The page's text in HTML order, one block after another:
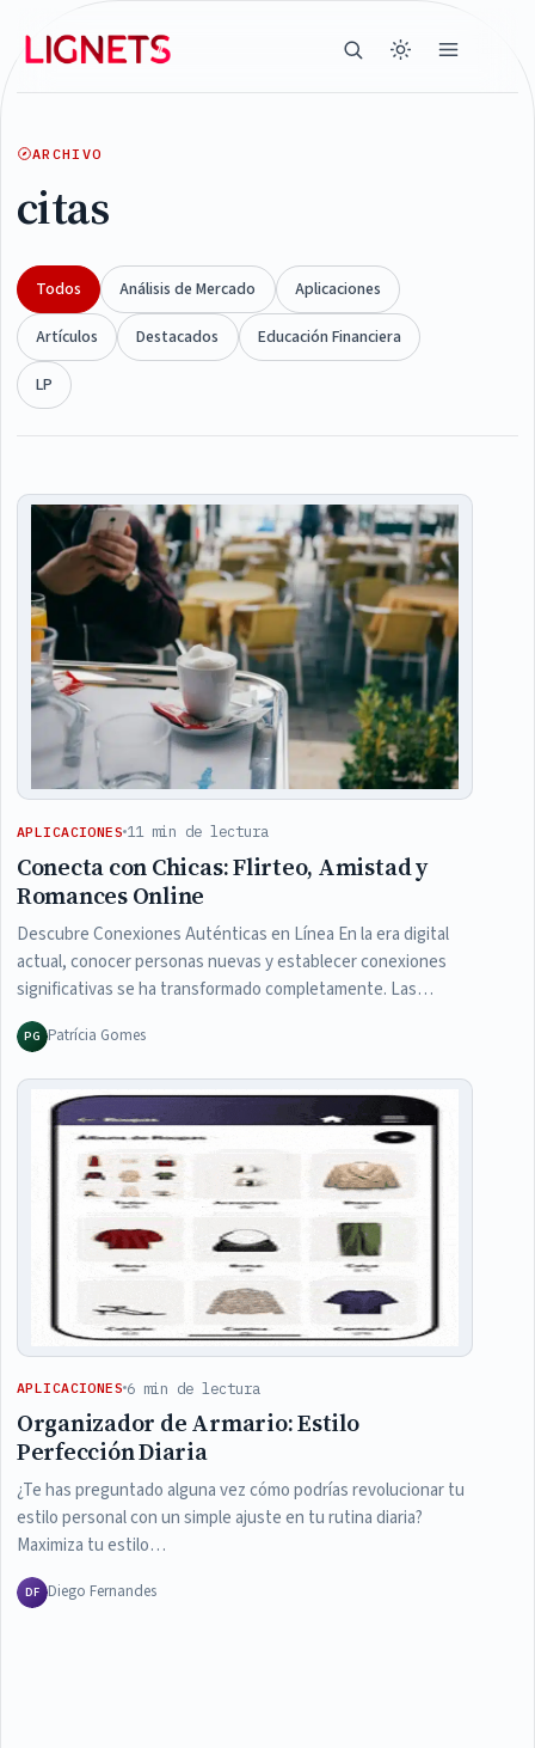
ARCHIVO
citas
Todos Análisis de Mercado
Aplicaciones
Artículos
Destacados
Educación Financiera
LP
Articles
APLICACIONES 11 min de lectura
Conecta con Chicas: Flirteo, Amistad y
Romances Online
Descubre Conexiones Auténticas en Línea En la era digital
actual, conocer personas nuevas y establecer conexiones
significativas se ha transformado completamente. Las…
PG Patrícia Gomes
APLICACIONES 6 min de lectura
Organizador de Armario: Estilo
Perfección Diaria
¿Te has preguntado alguna vez cómo podrías revolucionar tu
estilo personal con un simple ajuste en tu rutina diaria?
Maximiza tu estilo…
DF Diego Fernandes